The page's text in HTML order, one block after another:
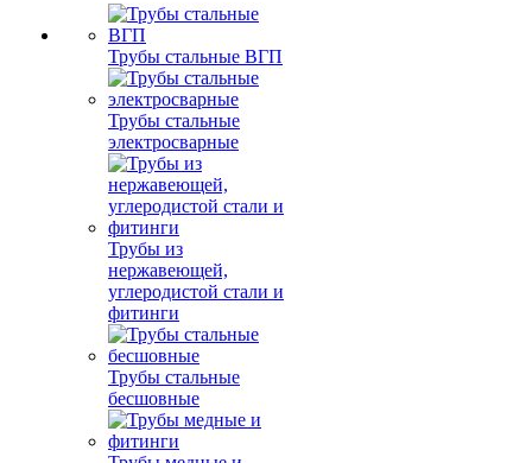
Трубы стальные ВГП
Трубы стальные
электросварные
Трубы из
нержавеющей,
углеродистой стали и
фитинги
Трубы стальные
бесшовные